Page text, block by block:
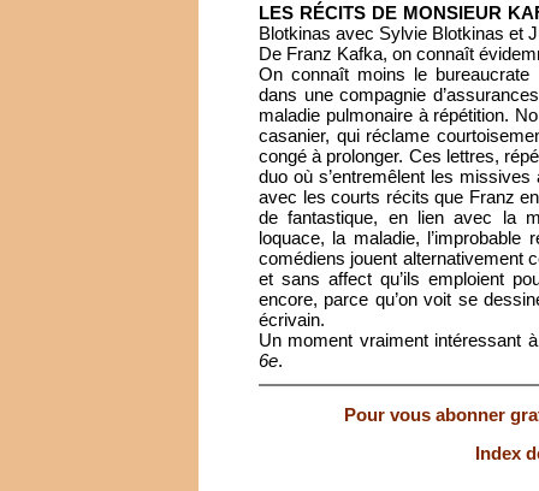
LES RÉCITS DE MONSIEUR
Blotkinas avec Sylvie Blotkinas et
De Franz Kafka, on connaît
On connaît moins le bureaucrate
dans une compagnie
maladie pulmonaire à répétition.
casanier, qui réclame
congé à prolonger. Ces lettres,
duo où s’entremêlent les
avec les courts récits que Franz
de fantastique, en lien avec la
loquace, la maladie, l’improbable
comédiens jouent alternativement
et sans affect qu’ils emploient
encore, parce qu’on voit se
écrivain.
Un moment vraiment intéressant
6e.
Pour vous abonner
Index